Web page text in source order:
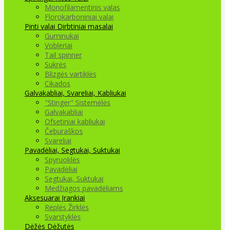
Monofilamentinis valas
Florokarboniniai valai
Pinti valai Dirbtiniai masalai
Guminukai
Vobleriai
Tail spinner
Sukrės
Blizgės vartiklės
Cikados
Galvakabliai, Svareliai, Kabliukai
"Stinger" Sistemėlės
Galvakabliai
Ofsetiniai kabliukai
Čeburaškos
Svareliai
Pavadėliai, Segtukai, Suktukai
Spyruoklės
Pavadėliai
Segtukai, Suktukai
Medžiagos pavadėliams
Aksesuarai Įrankiai
Replės Žirklės
Svarstyklės
Dėžės Dėžutės